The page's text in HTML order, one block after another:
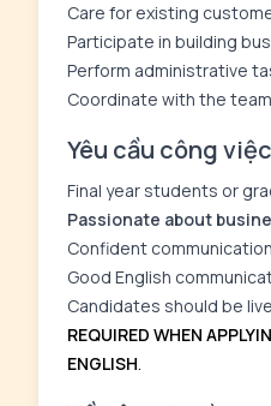
Care for existing
Participate in building
Perform administrative
Coordinate with the
Yêu cầu công việc
Final year students or
Passionate about
Confident
Good English
Candidates should be
REQUIRED WHEN
ENGLISH.